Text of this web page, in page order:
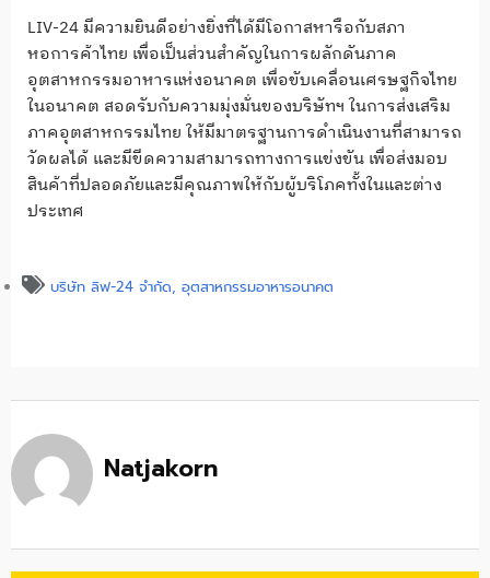
LIV-24 มีความยินดีอย่างยิ่งที่ได้มีโอกาสหารือกับสภา
หอการค้าไทย เพื่อเป็นส่วนสำคัญในการผลักดันภาค
อุตสาหกรรมอาหารแห่งอนาคต เพื่อขับเคลื่อนเศรษฐกิจไทย
ในอนาคต สอดรับกับความมุ่งมั่นของบริษัทฯ ในการส่งเสริม
ภาคอุตสาหกรรมไทย ให้มีมาตรฐานการดำเนินงานที่สามารถ
วัดผลได้ และมีขีดความสามารถทางการแข่งขัน เพื่อส่งมอบ
สินค้าที่ปลอดภัยและมีคุณภาพให้กับผู้บริโภคทั้งในและต่าง
ประเทศ
บริษัท ลิฟ-24 จำกัด, อุตสาหกรรมอาหารอนาคต
Natjakorn